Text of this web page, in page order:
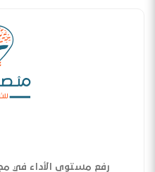
رفع مستوى الأداء في